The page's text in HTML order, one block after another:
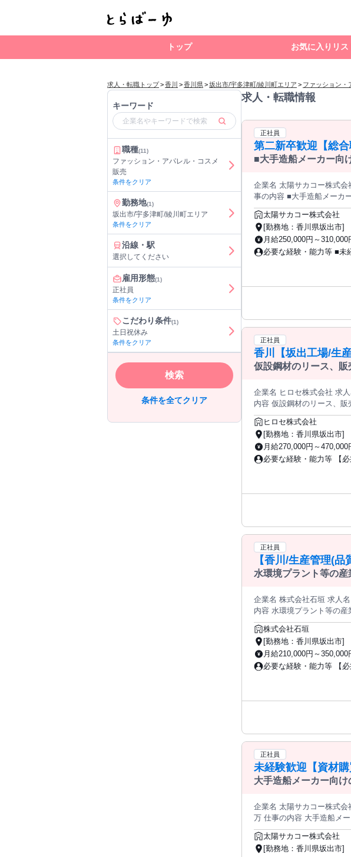
トップ お気に入りリス
求人・転職トップ>香川 >香川県>坂出市/宇多津町/綾川町エリア > ファッション・
キーワード
職種(11)
ファッション・アパレル・コスメ
販売
条件をクリア
勤務地(1)
坂出市/宇多津町/綾川町エリア
条件をクリア
沿線・駅
選択してください
雇用形態(1)
正社員
条件をクリア
こだわり条件(1)
土日祝休み
条件をクリア
検索
条件を全てクリア
求人・転職情報
正社員
第二新卒歓迎【総
購買
■大手造船メーカー向
はじめ、未経験から確
企業名 太陽サカコー株式会社 求人名 第二新卒歓迎【総合職/香川県坂出市】日本製鉄G/転勤無/年休120日/研修
事の内容 ■大手造船メーカ
ションの採用となります。こ
アップできる充実した研修
さい！ 【仕事の詳細・配
いた船の部品製造における
と受発注業務・入出荷管理・納期調整等を担当 募集職種 第二新卒歓
太陽サカコー株式会社
[勤務地：香川県坂出市]
月給250,000円～310,000
必要な経験・能力等 ■未
め手】○県内での異動も
が非常に充実しており
キュラムを設計し、習
て体系的に学べます。ま
すい環境です。 学歴・資格 学歴：大学院 大学 高専 短大 専修学校 高校 語学力： 資
格：
正社員
香川【坂出工場/生
管理
仮設鋼材のリース、
企業名 ヒロセ株式会社 求人名 香川【坂出工場/生産管理】キャリアチェンジ歓迎/国やスーパーゼネコンが顧客 仕事の
内容 仮設鋼材のリース、
や道路、鉄道、橋梁など社会インフラの
質管理業務）■鉄骨部材案
管理 【取扱い製品】土木
鋼矢板やH形鋼、都市開発や都市
場/生産管理】キャリアチ
ヒロセ株式会社
[勤務地：香川県坂出市]
月給270,000円～470,000
必要な経験・能力等 【
災害による復旧工事、復
き、首都圏における再
ていく見込みです。 【
庁等 ■民間企業：大林組、
資格 学歴：大学院 大学
正社員
【香川/生産管理(
ント電気設備設計
水環境プラント等の
くりを牽引してくださ
企業名 株式会社石垣 求人名 【香川/生産管理(品質管理)】特許302件と圧倒的技術力/転勤無／水曜ノー残業DAY 仕事の
内容 水環境プラント等の
を守る品質管理を担当。他部
立案・進捗管理・工程調整
策定 ■ISO事務局運営・品
宅など生活を支える福利厚
職種 【香川/生産管理(品質
株式会社石垣
[勤務地：香川県坂出市]
月給210,000円～350,000
必要な経験・能力等 【
は「水」に関する独自技
誇ります。無借金経営
場は開発・製造の主力
転勤の可能性は低く、腰
族・住宅手当など、社員
歴・資格 学歴：大学院
普通自動車
正社員
未経験歓迎【資材
材料購買
大手造船メーカー向
します。
企業名 太陽サカコー株式会社 求人名 未経験歓迎【資材購買/坂出市】日本製鉄Gr/転勤無/年休120日/賞与実績
万 仕事の内容 大手造船メーカー向けの船舶部品等の資材購買業務をお任せします。鋼材(厚板)の販売や加工がメインの
事業において、受発注業務、入
に常駐する運送会社や、船
です。 【社風】近年では
太陽サカコー株式会社
[勤務地：香川県坂出市]